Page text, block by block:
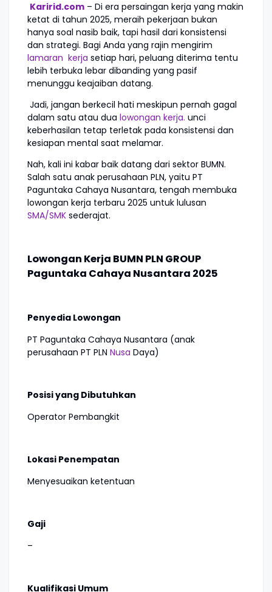
Karirid.com – Di era persaingan kerja yang makin
ketat di tahun 2025, meraih pekerjaan bukan
hanya soal nasib baik, tapi hasil dari konsistensi
dan strategi. Bagi Anda yang rajin mengirim
lamaran kerja setiap hari, peluang diterima tentu
lebih terbuka lebar dibanding yang pasif
menunggu keajaiban datang.
Jadi, jangan berkecil hati meskipun pernah gagal
dalam satu atau dua lowongan kerja. unci
keberhasilan tetap terletak pada konsistensi dan
kesiapan mental saat melamar.
Nah, kali ini kabar baik datang dari sektor BUMN.
Salah satu anak perusahaan PLN, yaitu PT
Paguntaka Cahaya Nusantara, tengah membuka
lowongan kerja terbaru 2025 untuk lulusan
SMA/SMK sederajat.
Lowongan Kerja BUMN PLN GROUP
Paguntaka Cahaya Nusantara 2025
Penyedia Lowongan
PT Paguntaka Cahaya Nusantara (anak
perusahaan PT PLN Nusa Daya)
Posisi yang Dibutuhkan
Operator Pembangkit
Lokasi Penempatan
Menyesuaikan ketentuan
Gaji
–
Kualifikasi Umum